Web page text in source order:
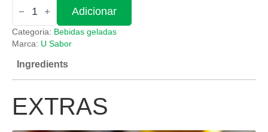
de
Vinho
Periquita
Branco
Adicionar
Categoria: Bebidas geladas
Marca: U Sabor
Ingredients
EXTRAS